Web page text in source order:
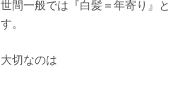
世間一般では『白髪＝年寄り』
す。
大切なのは